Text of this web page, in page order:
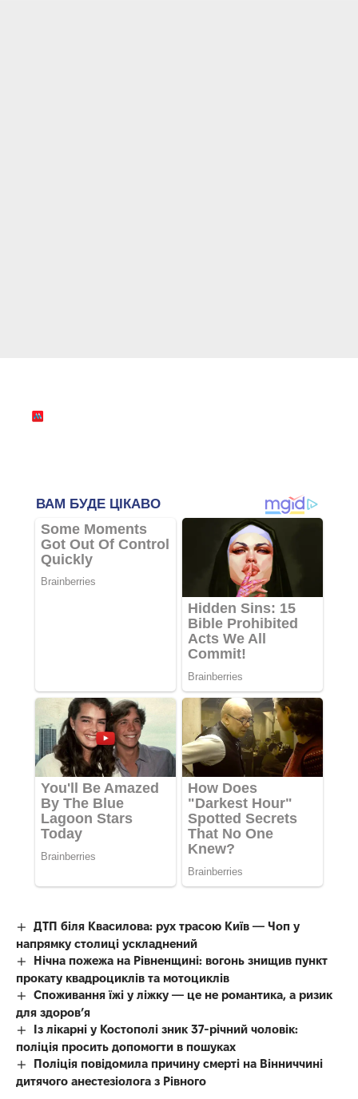
ДТП біля Квасилова: рух трасою Київ — Чоп у
напрямку столиці ускладнений
Нічна пожежа на Рівненщині: вогонь знищив пункт
прокату квадроциклів та мотоциклів
Споживання їжі у ліжку — це не романтика, а ризик
для здоров’я
Із лікарні у Костополі зник 37-річний чоловік:
поліція просить допомогти в пошуках
Поліція повідомила причину смерті на Вінниччині
дитячого анестезіолога з Рівного